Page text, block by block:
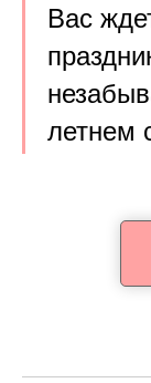
Вас
летнем